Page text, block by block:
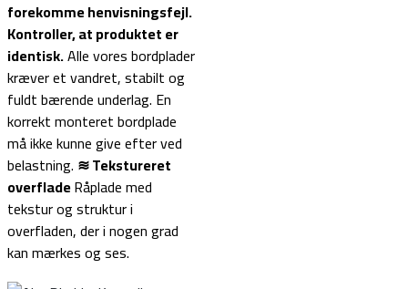
forekomme henvisningsfejl.
Kontroller, at produktet er
identisk.Alle vores bordplader
kræver et vandret, stabilt og
fuldt bærende underlag. En
korrekt monteret bordplade
må ikke kunne give efter ved
belastning. ≋ Tekstureret
overfladeRåplade med
tekstur og struktur i
overfladen, der i nogen grad
kan mærkes og ses.